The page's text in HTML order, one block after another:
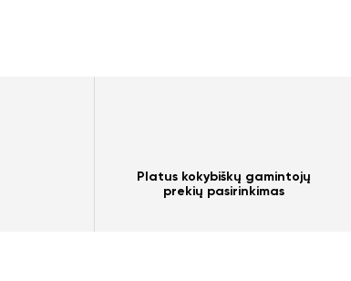
Platus kokybiškų gamintojų
prekių pasirinkimas